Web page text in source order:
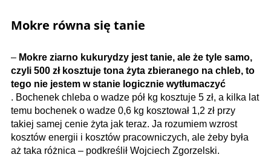
Mokre równa się tanie
– Mokre ziarno kukurydzy jest tanie, ale że tyle samo,
czyli 500 zł kosztuje tona żyta zbieranego na chleb, to
tego nie jestem w stanie logicznie wytłumaczyć
. Bochenek chleba o wadze pół kg kosztuje 5 zł, a kilka lat
temu bochenek o wadze 0,6 kg kosztował 1,2 zł przy
takiej samej cenie żyta jak teraz. Ja rozumiem wzrost
kosztów energii i kosztów pracowniczych, ale żeby była
aż taka różnica – podkreślił Wojciech Zgorzelski.